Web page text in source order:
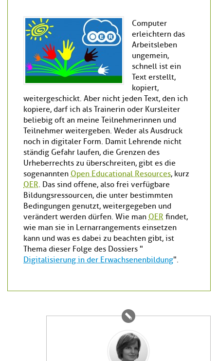
Computer
erleichtern das
Arbeitsleben
ungemein,
schnell ist ein
Text erstellt,
kopiert,
weitergeschickt. Aber nicht jeden Text, den ich
kopiere, darf ich als Trainerin oder Kursleiter
beliebig oft an meine Teilnehmerinnen und
Teilnehmer weitergeben. Weder als Ausdruck
noch in digitaler Form. Damit Lehrende nicht
ständig Gefahr laufen, die Grenzen des
Urheberrechts zu überschreiten, gibt es die
sogenannten Open Educational Resources, kurz
OER. Das sind offene, also frei verfügbare
Bildungsressourcen, die unter bestimmten
Bedingungen genutzt, weitergegeben und
verändert werden dürfen. Wie man OER findet,
wie man sie in Lernarrangements einsetzen
kann und was es dabei zu beachten gibt, ist
Thema dieser Folge des Dossiers "
Digitalisierung in der Erwachsenenbildung".